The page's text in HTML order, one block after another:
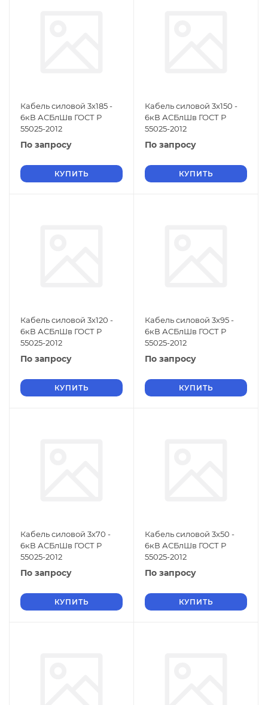
Кабель силовой 3х185 -
6кВ АСБлШв ГОСТ Р
55025-2012
По запросу
КУПИТЬ
Кабель силовой 3х150 -
6кВ АСБлШв ГОСТ Р
55025-2012
По запросу
КУПИТЬ
Кабель силовой 3х120 -
6кВ АСБлШв ГОСТ Р
55025-2012
По запросу
КУПИТЬ
Кабель силовой 3х95 -
6кВ АСБлШв ГОСТ Р
55025-2012
По запросу
КУПИТЬ
Кабель силовой 3х70 -
6кВ АСБлШв ГОСТ Р
55025-2012
По запросу
КУПИТЬ
Кабель силовой 3х50 -
6кВ АСБлШв ГОСТ Р
55025-2012
По запросу
КУПИТЬ